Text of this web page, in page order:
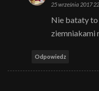
25 września 2017
Nie bataty to
ziemniakami
Odpowiedz